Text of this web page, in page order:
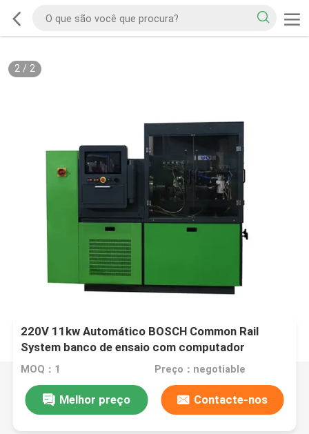
2/ 2
220V 11kw Automático BOSCH Common Rail
System banco de ensaio com computador
industrial
MOQ：1 Preço：negotiable
Melhor preço Contacte-nos